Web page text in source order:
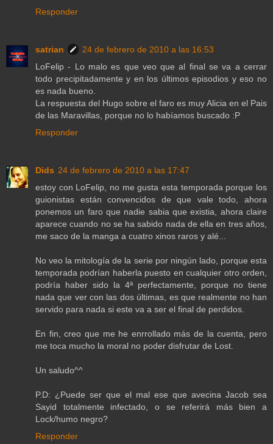
Responder
satrian
24 de febrero de 2010 a las 16:53
LoFelip - Lo malo es que veo que al final se va a cerrar
todo precipitadamente y en los últimos episodios y eso no
es nada bueno.
La respuesta del Hugo sobre el faro es muy Alicia en el Pais
de las Maravillas, porque no lo habíamos buscado :P
Responder
Dids 24 de febrero de 2010 a las 17:47
estoy con LoFelip, no me gusta esta temporada porque los
guionistas están convencidos de que vale todo, ahora
ponemos un faro que nadie sabia que existia, ahora claire
aparece cuando no se ha sabido nada de ella en tres años,
me saco de la manga a cuatro xinos raros y alé...
No veo la mitología de la serie por ningún lado, porque esta
temporada podrían haberla puesto en cualquier otro orden,
podría haber sido la 4ª perfectamente, porque no tiene
nada que ver con las dos últimas, es que realmente no han
servido para nada si este va a ser el final de perdidos.
En fin, creo que me he enrrollado más de la cuenta, pero
me toca mucho la moral no poder disfrutar de Lost.
Un saludo^^
P.D: ¿Puede ser que el mal ese que avecina Jacob sea
Sayid totalmente infectado, o se referirá más bien a
Lock/humo negro?
Responder